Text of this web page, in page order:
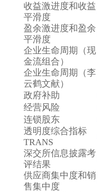
收益激进度和收益
平滑度
盈余激进度和盈余
平滑度
企业生命周期（现
金流组合）
企业生命周期（李
云鹤文献）
政府补助
经营风险
连锁股东
透明度综合指标
TRANS
深交所信息披露考
评结果
供应商集中度和销
售集中度